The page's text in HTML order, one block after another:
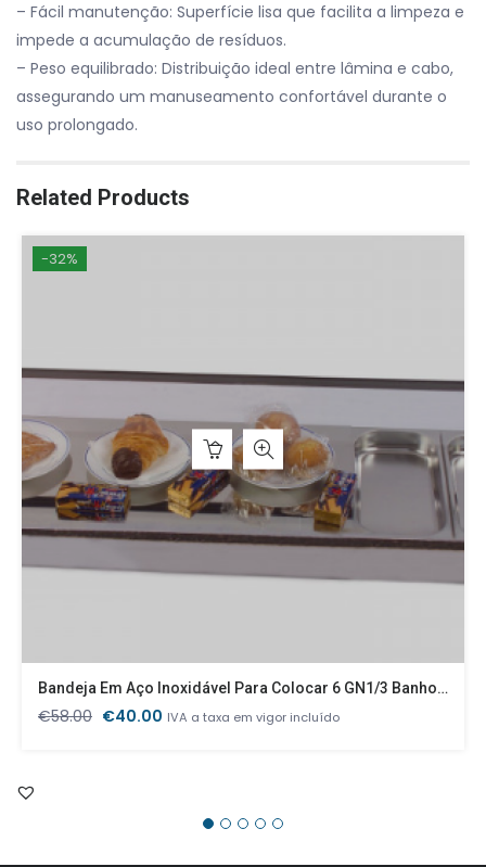
– Fácil manutenção: Superfície lisa que facilita a limpeza e
impede a acumulação de resíduos.
– Peso equilibrado: Distribuição ideal entre lâmina e cabo,
assegurando um manuseamento confortável durante o
uso prolongado.
Related Products
-32%
Bandeja Em Aço Inoxidável Para Colocar 6 GN1/3 Banho Maria
€58.00 O
€40.00 O
IVA a taxa em vigor incluído